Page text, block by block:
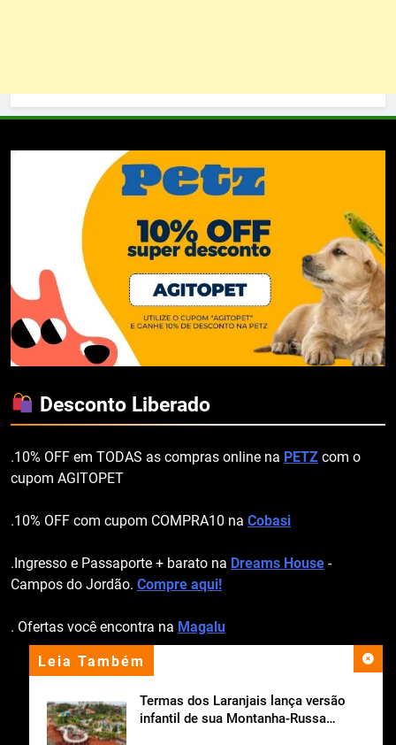
Leia Também
Termas dos Laranjais lança versão
infantil de sua Montanha-Russa
Desconto Liberado
.10% OFF em TODAS as compras online na PETZ com o
cupom AGITOPET
.10% OFF com cupom COMPRA10 na Cobasi
.Ingresso e Passaporte + barato na Dreams House -
Campos do Jordão. Compre aqui!
. Ofertas você encontra na Magalu
apoio institucional